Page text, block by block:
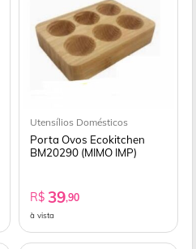
Utensílios Domésticos
Porta Ovos Ecokitchen
BM20290 (MIMO IMP)
R$ 39,90
à vista